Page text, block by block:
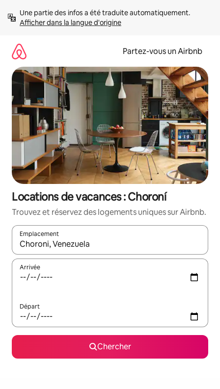
directement
Afficher dans la langue d'origine
Partez-vous un Airbnb
Locations de vacances : Choroní
Trouvez et réservez des logements uniques sur Airbnb.
Emplacement
Quand les résultats sont affichés, parcourez-les en utilisant
Arrivée
Départ
Chercher